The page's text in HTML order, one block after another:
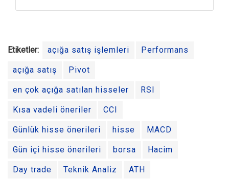
Etiketler: açığa satış işlemleri Performans
açığa satış Pivot
en çok açığa satılan hisseler RSI
Kısa vadeli öneriler CCI
Günlük hisse önerileri hisse MACD
Gün içi hisse önerileri borsa Hacim
Day trade Teknik Analiz ATH